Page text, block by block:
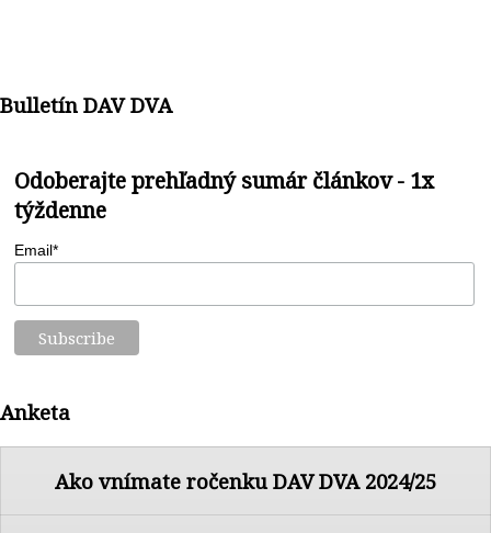
Bulletín DAV DVA
Odoberajte prehľadný sumár článkov - 1x
týždenne
Email*
Anketa
Ako vnímate ročenku DAV DVA 2024/25